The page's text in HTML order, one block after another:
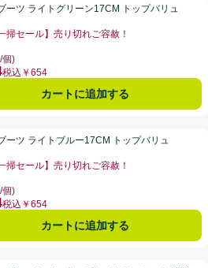
トップバリュ
点。
ーツ ライトグリーン17CM トップバリュ
掃セール】売り切れご容赦！
個)
税込￥654
カートに追加する
トップバリュ
点。
ーツ ライトブルー17CM トップバリュ
掃セール】売り切れご容赦！
個)
税込￥654
カートに追加する